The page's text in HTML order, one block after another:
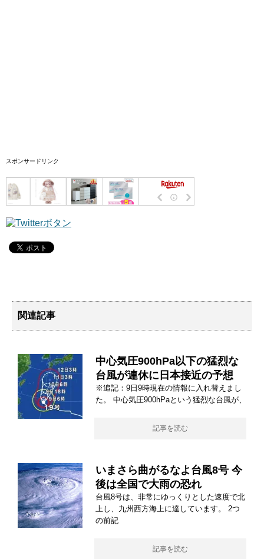
スポンサードリンク
関連記事
中心気圧900hPa以下の猛烈な
台風が連休に日本接近の予想
※追記：9日9時現在の情報に入れ替えまし
た。 中心気圧900hPaという猛烈な台風が、
記事を読む
いまさら曲がるなよ台風8号 今
後は全国で大雨の恐れ
台風8号は、非常にゆっくりとした速度で北
上し、九州西方海上に達しています。 2つ
の前記
記事を読む